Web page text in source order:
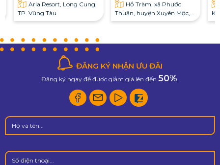
Aria Resort, Long Cung,
TP. Vũng Tàu
Hồ Tràm, xã Phước
Thuận, huyện Xuyên Mộc,
tỉnh Bà Rịa Vũng Tàu
ĐĂNG KÝ NHẬN ƯU ĐÃI
Đăng ký ngay để được giảm giá lên đến 50%.